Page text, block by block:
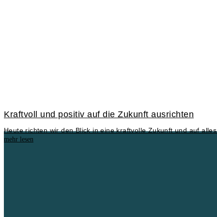
Kraftvoll und positiv auf die Zukunft ausrichten
Heute richten wir den Blick in eine kraftvolle Zukunft und auf
mehr lesen